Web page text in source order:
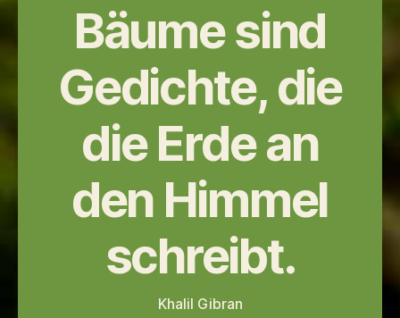
Bäume sind
Gedichte, die
die Erde an
den Himmel
schreibt.
Khalil Gibran